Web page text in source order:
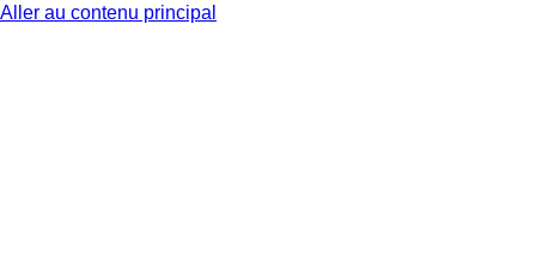
Aller au contenu principal